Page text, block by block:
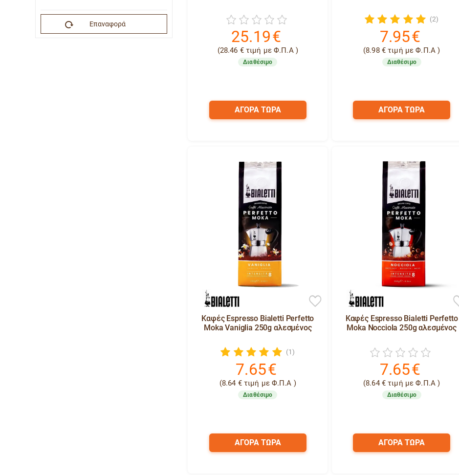
Επαναφορά
25.19€
(28.46 €τιμή με Φ.Π.Α )
Διαθέσιμο
ΑΓΟΡΑ ΤΩΡΑ
(2)
7.95€
(8.98 € τιμή με Φ.Π.Α )
Διαθέσιμο
ΑΓΟΡΑ ΤΩΡΑ
Καφές Espresso Bialetti Perfetto
Moka Vaniglia 250g αλεσμένος
(1)
7.65€
(8.64 €τιμή με Φ.Π.Α )
Διαθέσιμο
ΑΓΟΡΑ ΤΩΡΑ
Καφές Espresso Bialetti Perfetto
Moka Nocciola 250g αλεσμένος
7.65€
(8.64 € τιμή με Φ.Π.Α )
Διαθέσιμο
ΑΓΟΡΑ ΤΩΡΑ